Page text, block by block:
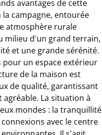
avantages de cette
campagne, entourée
atmosphère rurale
milieu d'un grand terrain,
et une grande sérénité.
pour un espace extérieur
de la maison est
de qualité, garantissant
La situation à
mondes : la tranquillité
avec le centre